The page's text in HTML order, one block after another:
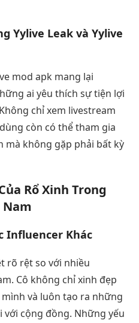
Yylive Leak và Yylive
mod apk mang lại
ai yêu thích sự tiện lợi
chỉ xem livestream
còn có thể tham gia
mà không gặp phải bất kỳ
Rổ Xinh Trong
Influencer Khác
rõ rệt so với nhiều
Cô không chỉ xinh đẹp
và luôn tạo ra những
với cộng đồng. Những yếu